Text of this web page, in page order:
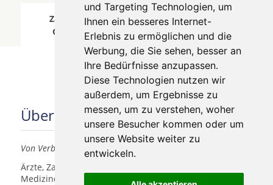
und Targeting Technologien, um
Ihnen ein besseres Internet-
Erlebnis zu ermöglichen und die
Werbung, die Sie sehen, besser an
Ihre Bedürfnisse anzupassen.
Diese Technologien nutzen wir
außerdem, um Ergebnisse zu
messen, um zu verstehen, woher
unsere Besucher kommen oder um
unsere Website weiter zu
entwickeln.
Zahnärzte für Zahnimplantete in Bielefeld
Gräfinghagen wurde am 07 August 2026
aktualisiert.
Über uns
Von Verbrauchern für Verbraucher
Ärzte, Zahnärzte, Akustiker und andere
Medizindienstleister haben hier die Möglichkeit, sich